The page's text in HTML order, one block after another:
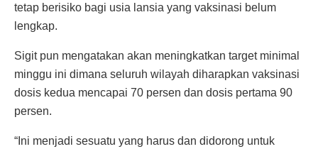
tetap berisiko bagi usia lansia yang vaksinasi belum
lengkap.
Sigit pun mengatakan akan meningkatkan target minimal
minggu ini dimana seluruh wilayah diharapkan vaksinasi
dosis kedua mencapai 70 persen dan dosis pertama 90
persen.
“Ini menjadi sesuatu yang harus dan didorong untuk